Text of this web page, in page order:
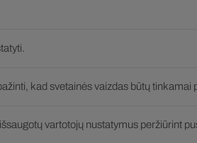
kad svetainės vaizdas būtų tinkamai
vartotojų nustatymus peržiūrint